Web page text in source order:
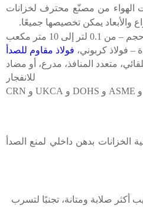
من مصنّع محترف لخزانات
والأبعاد يمكن تخصيصها جميعًا.
لتر إلى 10 متر مكعب
​​– فولاذ كربوني، فولاذ مقاوم للصدأ
متعدد المنافذ، مدرع، أو مضاد
للانفجار
الخزانات بدهن داخلي لمنع الصدأ
أكثر صلابة ومتانة، تجنبًا لتسرب